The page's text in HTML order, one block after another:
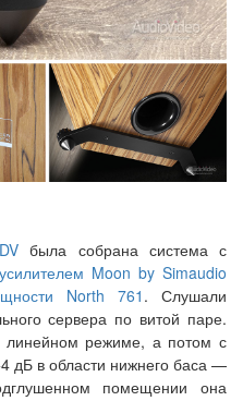
была собрана система с
Moon by Simaudio
North 761 . Слушали
сервера по витой паре.
линейном режиме, а потом с
в области нижнего баса —
помещении она